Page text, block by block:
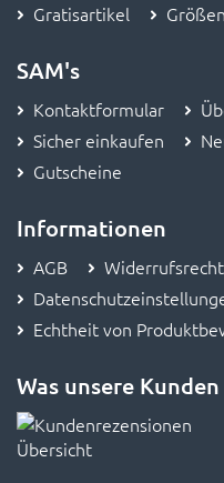
Gratisartikel
SAM's
Kontaktformular
Sicher einkaufen
Gutscheine
Informationen
AGB Widerrufsrecht
Echtheit von
Was unsere